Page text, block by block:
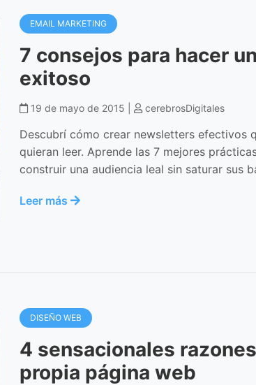
EMAIL MARKETING
7 consejos para hacer
exitoso
19 de mayo de 2015 | cerebrosDigitales
Descubrí cómo crear newsletters efectivos
quieran leer. Aprende las 7 mejores
construir una audiencia leal sin saturar sus
Leer más
DISEÑO WEB
4 sensacionales
propia página web